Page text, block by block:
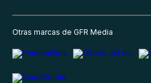
Otras marcas de GFR Media